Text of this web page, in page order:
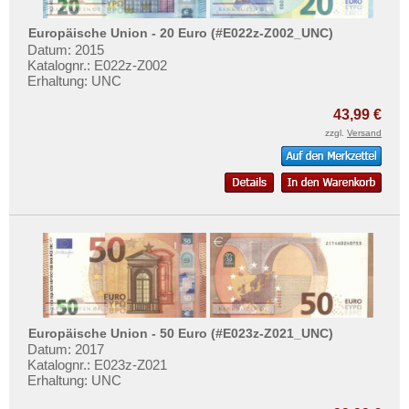
Jugoslawien
Kroatien
Lettland
Liechtenstein
Moldawien
Montenegro
Niederlande
Nordirland
Norwegen
Österreich
Mehr über...
Zahlungsbedingungen
Privatsphäre und Datenschutz
Europäische Union - 20 Euro (#E022z-Z002_UNC)
Datum: 2015
Katalognr.: E022z-Z002
Erhaltung: UNC
43,99 €
zzgl. Versand
Europäische Union - 50 Euro (#E023z-Z021_UNC)
Datum: 2017
Katalognr.: E023z-Z021
Erhaltung: UNC